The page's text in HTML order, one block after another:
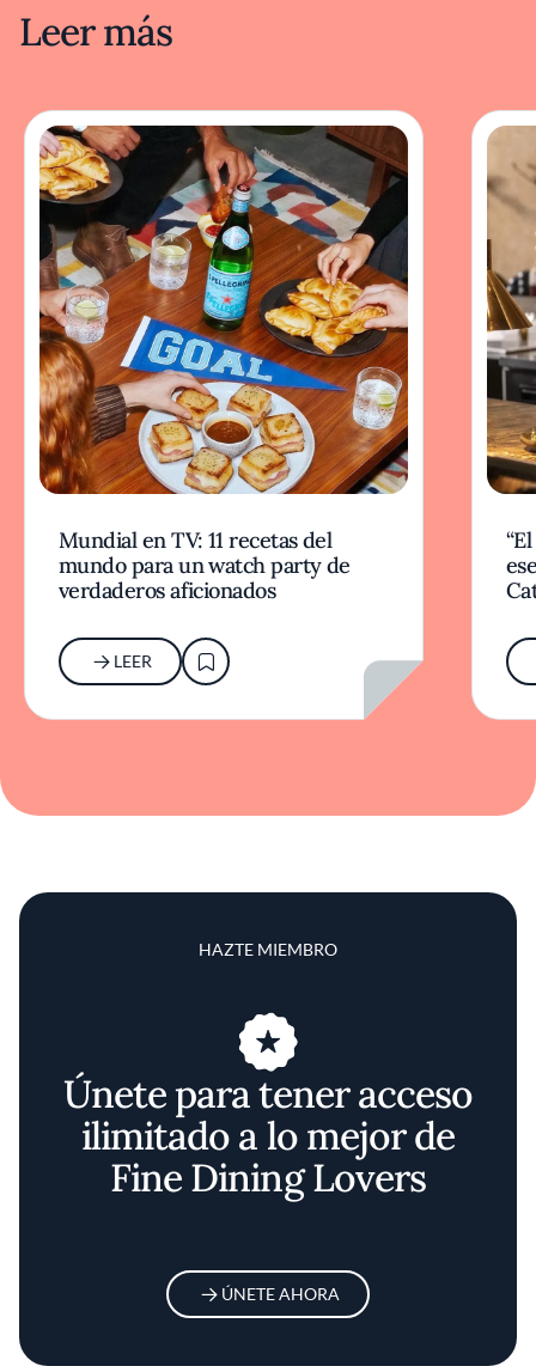
Leer más
Mundial en TV: 11 recetas del
mundo para un watch party de
verdaderos aficionados
LEER
HAZTE MIEMBRO
Únete para tener acceso
ilimitado a lo mejor de
Fine Dining Lovers
ÚNETE AHORA